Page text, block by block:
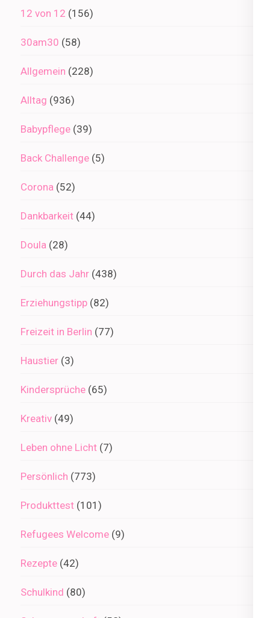
12 von 12 (156)
30am30 (58)
Allgemein (228)
Alltag (936)
Babypflege (39)
Back Challenge (5)
Corona (52)
Dankbarkeit (44)
Doula (28)
Durch das Jahr (438)
Erziehungstipp (82)
Freizeit in Berlin (77)
Haustier (3)
Kindersprüche (65)
Kreativ (49)
Leben ohne Licht (7)
Persönlich (773)
Produkttest (101)
Refugees Welcome (9)
Rezepte (42)
Schulkind (80)